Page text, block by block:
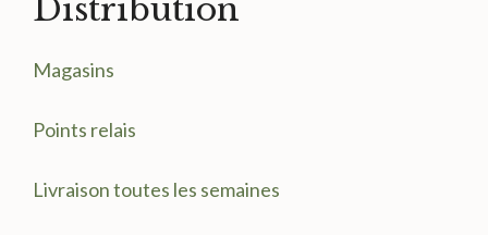
Distribution
Magasins
Points relais
Livraison toutes les semaines